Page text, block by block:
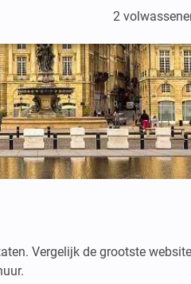
2
Vergelijk de grootste